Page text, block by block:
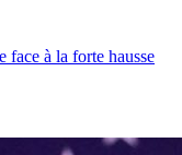
face à la forte hausse